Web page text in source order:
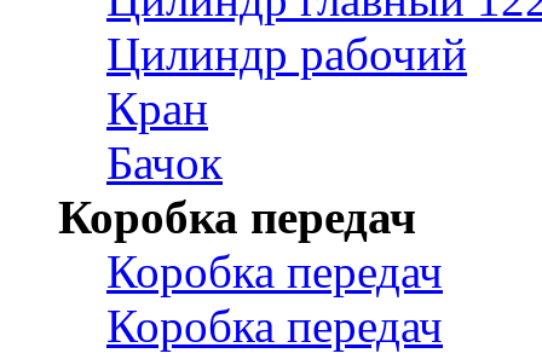
Цилиндр рабочий
Кран
Бачок
Коробка передач
Коробка передач
Коробка передач